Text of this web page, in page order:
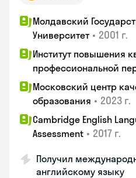
Молдавский
Университет • 2001 г.
Институт повышения
профессиональной
Московский центр
образования • 2023 г.
Cambridge English
Assessment • 2017 г.
Получил
английскому языку